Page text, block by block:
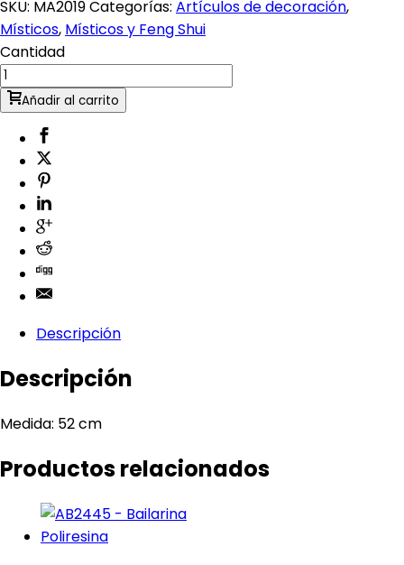
SKU: MA2019Categorías: Artículos de decoración,
Místicos, Místicos y Feng Shui
Cantidad
Añadir al carrito
Descripción
Descripción
Medida: 52 cm
Productos relacionados